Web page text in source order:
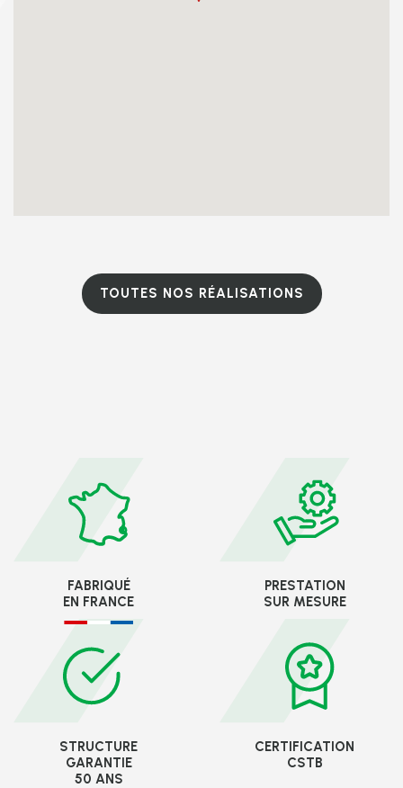
TOUTES NOS RÉALISATIONS
FABRIQUÉ
EN FRANCE
PRESTATION
SUR MESURE
STRUCTURE
GARANTIE
50 ANS
CERTIFICATION
CSTB